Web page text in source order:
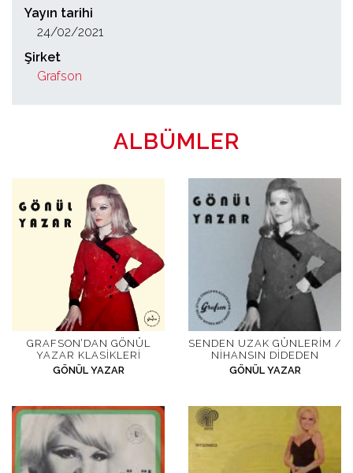
Yayın tarihi
24/02/2021
Şirket
Grafson
ALBÜMLER
GRAFSON’DAN GÖNÜL
YAZAR KLASIKLERI
GÖNÜL YAZAR
SENDEN UZAK GÜNLERIM /
NIHANSIN DIDEDEN
GÖNÜL YAZAR